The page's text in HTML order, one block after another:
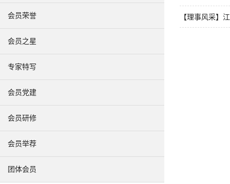
会员荣誉
会员之星
专家特写
会员党建
会员研修
会员举荐
团体会员
议精神
【理事风采】